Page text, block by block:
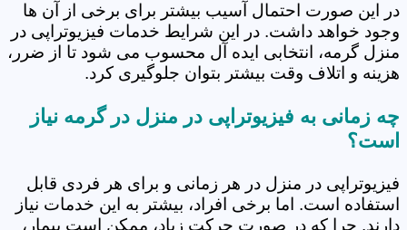
در این صورت احتمال آسیب بیشتر برای برخی از آن ها
وجود خواهد داشت. در این شرایط خدمات فیزیوتراپی در
منزل گرمه، انتخابی ایده آل محسوب می شود تا از ضرر،
هزینه و اتلاف وقت بیشتر بتوان جلوگیری کرد.
چه زمانی به فیزیوتراپی در منزل در گرمه نیاز
است؟
فیزیوتراپی در منزل در هر زمانی و برای هر فردی قابل
استفاده است. اما برخی افراد، بیشتر به این خدمات نیاز
دارند. چرا که در صورت حرکت زیاد، ممکن است بیمار،